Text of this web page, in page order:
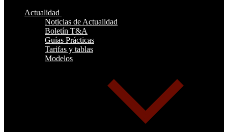
Actualidad
Noticias de Actualidad
Boletín T&A
Guías Prácticas
Tarifas y tablas
Modelos